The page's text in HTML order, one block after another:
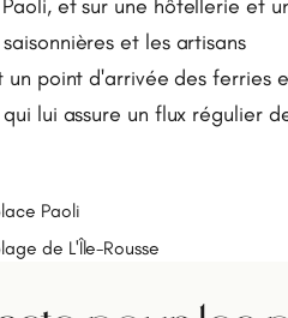
et sur une hôtellerie et
et les artisans
point d'arrivée des ferries
lui assure un flux régulier
Paoli
de L'Île-Rousse